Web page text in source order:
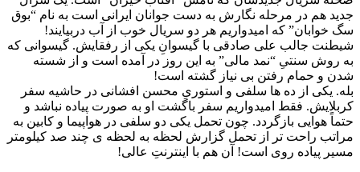
جدید هم در مرحله نگارش به دست جوانان ایرانی است به نام “بوق
سگ خوابان” که امیدواریم هر دو سریال خوب از آب دربیایند!
شیطنت جالب علی صادقی با گیسوانِ یکی از رفقایش. گیسوانی که
به روش سنتیِ “نمد مالی” به این روز در آمده است و از شسته
شدن و حمام رفتن بی نیاز گشته است!
بله. یکی از ده ها سلفی و استوریِ محسن افشانی در حاشیه سفر
کربلایش. فقط امیدواریم سفر باگشت او به صورت پیاده نباشد و
حتماً هوایی بازگردد. چون تحمل یکی دو سلفی در هواپیما و کابین به
مراتب راحت تر از تحمل گزارش لحظه به لحظه ی چند صد کیلومتر
مسیر پیاده روی است! آن هم با اینترنتِ عالی!